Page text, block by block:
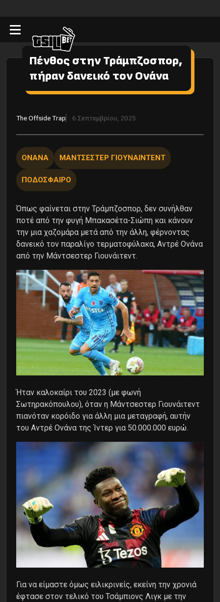
Πένθος στην Τράμπζοσπορ,
πήραν δανεικό τον Ονάνα
The Οffside Τrap 6 Σεπτεμβρίου, 2025
ΟΝΑΝΑ ΜΑΝΤΣΕΣΤΕΡ ΓΙΟΥΝΑΙΝΤΕΝΤ
ΠΟΔΟΣΦΑΙΡΟ
Όπως φαίνεται στην Τράμπζοσπορ, δεν συνήλθαν
ποτέ από την φυγή Μπακασέτα-Σιώπη και κάνουν
την μια χαζομάρα μετά από την άλλη, φέρνοντας
δανεικό τον παραλίγο τερματοφύλακα, Αντρέ Ονάνα
από την Μάντσεστερ Γιουνάιτεντ.
Ήταν καλοκαίρι του 2023 (με φωνή
Σωτηρακόπουλου), όταν η Μάντσεστερ Γιουνάιτεντ
πιανόταν κορόιδο για άλλη μια μεταγραφή, αυτήν
του Αντρέ Ονάνα της Ίντερ για 50.000.000 ευρώ.
Για να είμαστε όμως ειλικρινείς, εκείνη την χρονιά
έφτασε στον τελικό του Τσάμπιονς Λιγκ με την